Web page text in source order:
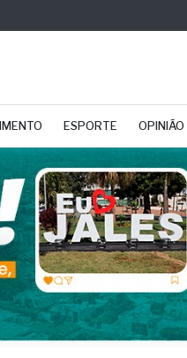
ESPORTE OPINIÃO
azul: